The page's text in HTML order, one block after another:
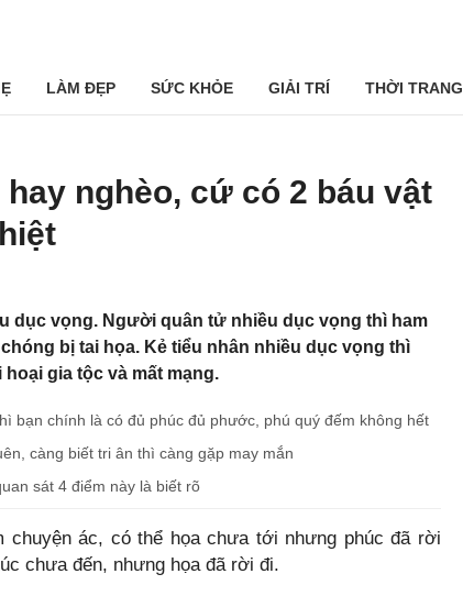
LÀM ĐẸP SỨC KHỎE GIẢI TRÍ THỜI TRANG
nghèo, cứ có 2 báu vật
dục vọng. Người quân tử nhiều dục vọng thì ham
bị tai họa. Kẻ tiểu nhân nhiều dục vọng thì
gia tộc và mất mạng.
bạn chính là có đủ phúc đủ phước, phú quý đếm không hết
càng biết tri ân thì càng gặp may mắn
sát 4 điểm này là biết rõ
ác, có thể họa chưa tới nhưng phúc đã rời
chưa đến, nhưng họa đã rời đi.